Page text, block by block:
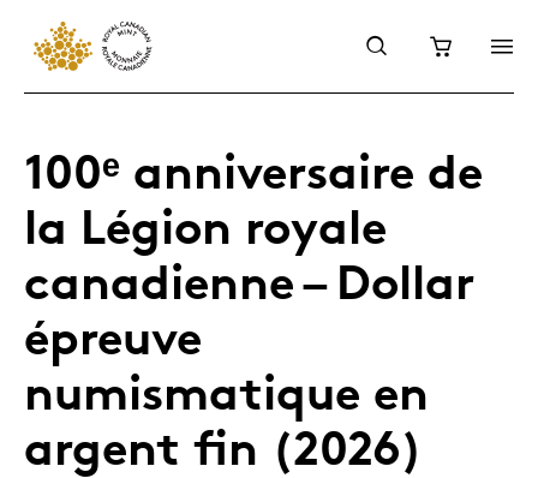
100ᵉ anniversaire de
la Légion royale
canadienne – Dollar
épreuve
numismatique en
argent fin (2026)